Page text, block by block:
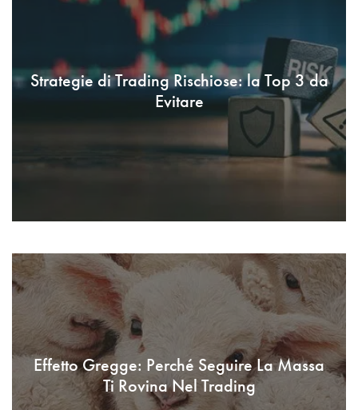
Strategie di Trading Rischiose: la Top 3 da
Evitare
Effetto Gregge: Perché Seguire La Massa
Ti Rovina Nel Trading